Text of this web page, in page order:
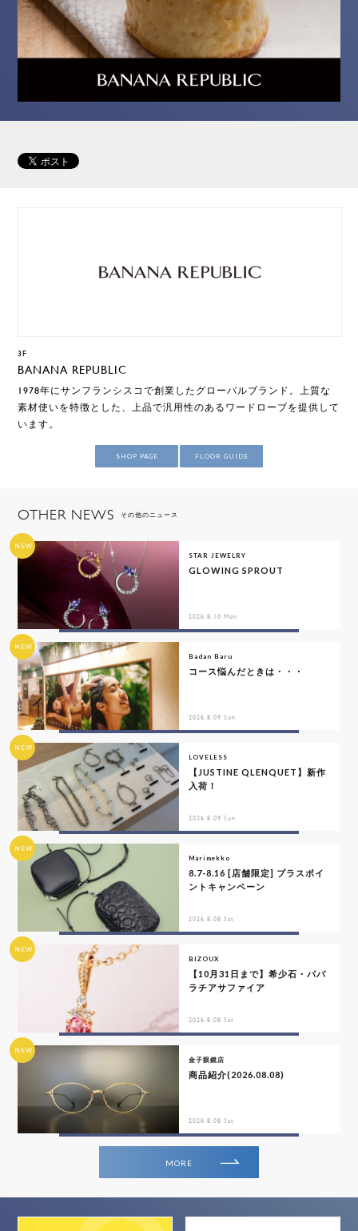
3F
BANANA REPUBLIC
1978年にサンフランシスコで創業したグローバルブランド。上質な
素材使いを特徴とした、上品で汎⽤性のあるワードローブを提供して
います。
SHOP PAGE FLOOR GUIDE
OTHER NEWS その他のニュース
NEW
STAR JEWELRY
GLOWING SPROUT
2026.8.10 Mon
NEW
Badan Baru
コース悩んだときは・・・
2026.8.09 Sun
NEW
LOVELESS
【JUSTINE QLENQUET】新作
入荷！
2026.8.09 Sun
NEW
Marimekko
8.7-8.16 [店舗限定] プラスポイ
ントキャンペーン
2026.8.08 Sat
NEW
BIZOUX
【10月31日まで】希少石・パパ
ラチアサファイア
2026.8.08 Sat
NEW
金子眼鏡店
商品紹介(2026.08.08)
2026.8.08 Sat
MORE